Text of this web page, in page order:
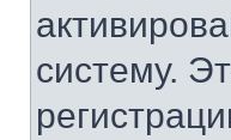
систему.